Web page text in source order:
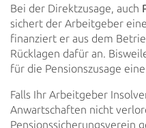
Bei der Direktzusage, auch
sichert der Arbeitgeber
finanziert er aus dem
Rücklagen dafür an.
für die Pensionszusage
Falls Ihr Arbeitgeber
Anwartschaften nicht
Pensionssicherungsverein